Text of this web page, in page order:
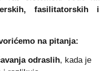
fasilitatorskih i
na pitanja:
odraslih, kada je